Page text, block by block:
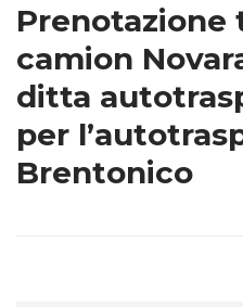
Prenotazione
camion
ditta
per
Brentonico